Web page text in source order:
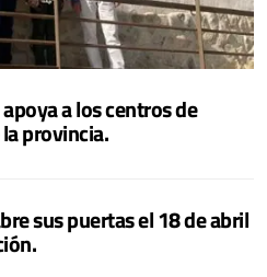
a los centros de
provincia.
sus puertas el 18 de abril